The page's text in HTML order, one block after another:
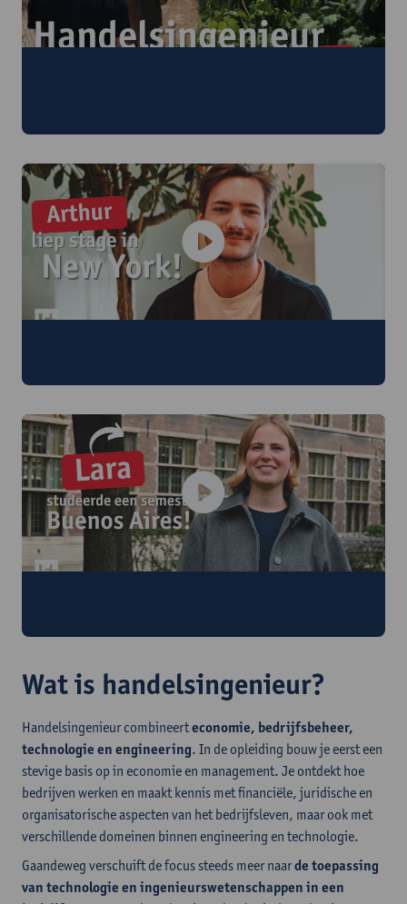
Wat is handelsingenieur?
Handelsingenieur combineerteconomie, bedrijfsbeheer,
technologie en engineering. In de opleiding bouw je eerst een
stevige basis op in economie en management. Je ontdekt hoe
bedrijven werken en maakt kennis met financiële, juridische en
organisatorische aspecten van het bedrijfsleven, maar ook met
verschillende domeinen binnen engineering en technologie.
Gaandeweg verschuift de focus steeds meer naarde toepassing
van technologie en ingenieurswetenschappen in een